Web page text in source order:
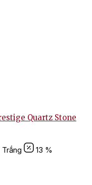
Quartz Stone
Trắng
13 %